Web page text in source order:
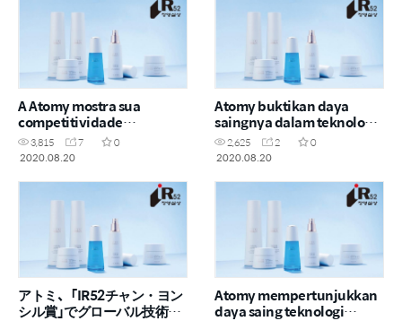
A Atomy mostra sua
competitividade
tecnológica global ao
receber o “Prêmio IR52
3,815 7
0
2020.08.20
Atomy buktikan daya
saingnya dalam teknologi
global
2,625 2
0
2020.08.20
アトミ、「IR52チャン・ヨン
シル賞」でグローバル技術競
Atomy mempertunjukkan
daya saing teknologi